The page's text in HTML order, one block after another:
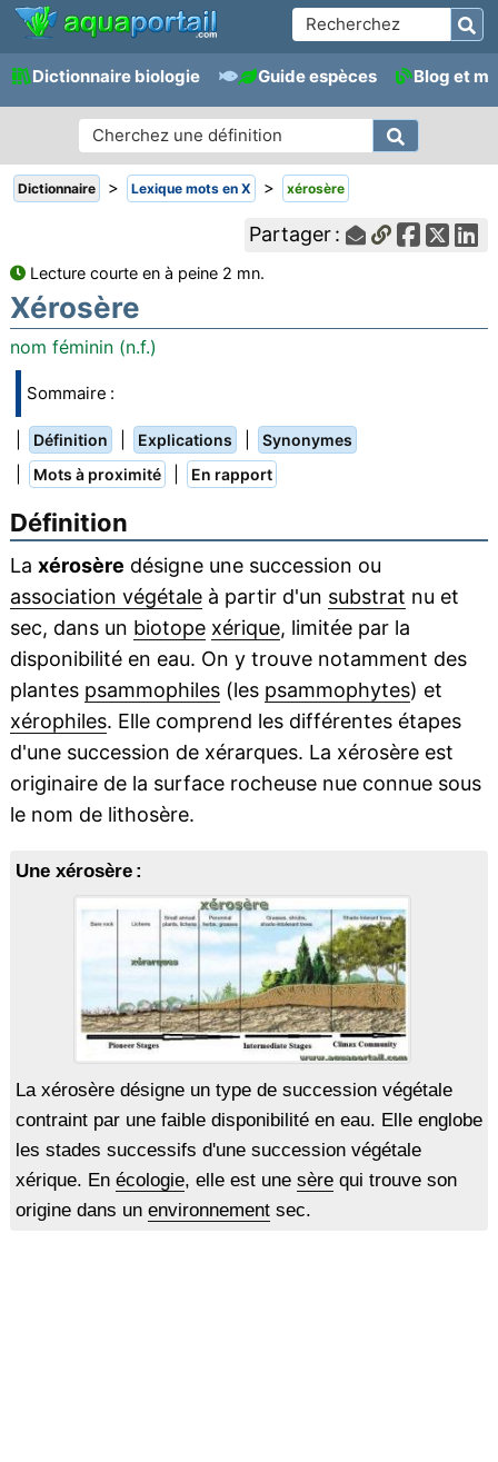
Dictionnaire biologie Guide espèces Blog et
Dictionnaire > Lexique mots en X > xérosère
Partager :
Lecture courte en à peine 2 mn.
Xérosère
nom féminin (n.f.)
Sommaire :
Définition Explications Synonymes
Mots à proximité En rapport
Définition
La xérosère désigne une succession ou
association végétaleà partir d'un substrat nu et
sec, dans un biotope xérique, limitée par la
disponibilité en eau. On y trouve notamment des
plantes psammophiles(les psammophytes) et
xérophiles. Elle comprend les différentes étapes
d'une succession de xérarques. La xérosère est
originaire de la surface rocheuse nue connue sous
le nom de lithosère.
Une xérosère :
La xérosère désigne un type de succession végétale
contraint par une faible disponibilité en eau. Elle englobe
les stades successifs d'une succession végétale
xérique. En écologie, elle est une sèrequi trouve son
origine dans un environnementsec.